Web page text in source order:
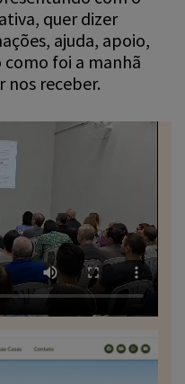
quer dizer
ajuda, apoio,
foi a manhã
nos receber.